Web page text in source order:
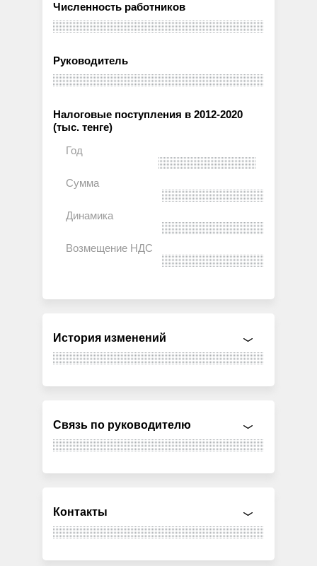
Численность работников
Руководитель
Налоговые поступления в 2012-2020
(тыс. тенге)
История изменений
Связь по руководителю
Контакты